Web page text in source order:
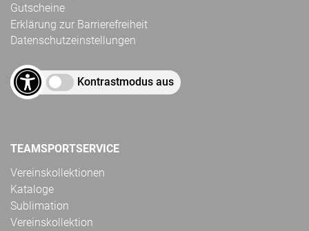
Gutscheine
Erklärung zur Barrierefreiheit
Datenschutzeinstellungen
Kontrastmodus aus
TEAMSPORTSERVICE
Vereinskollektionen
Kataloge
Sublimation
Vereinskollektion